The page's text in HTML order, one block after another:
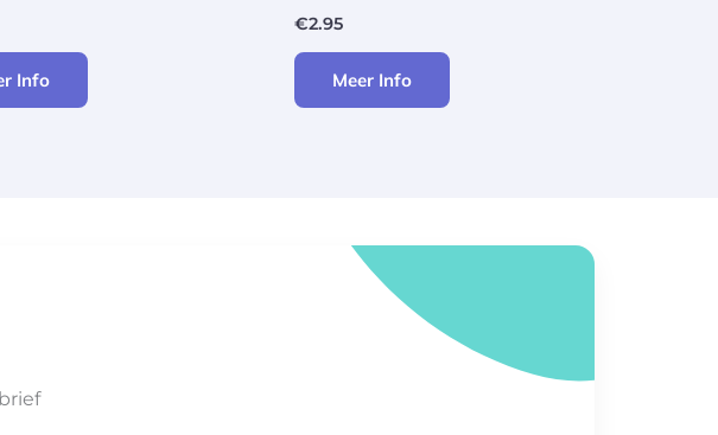
Info
€2.95
Meer Info